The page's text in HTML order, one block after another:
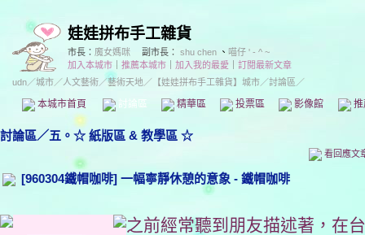
娃娃拼布手工雜貨
市長： 魔女媽咪 副市長： shu chen 、 喵仔 ' - ^ ~
加入本城市
推薦本城市 加入我的最愛
訂閱最新文章
udn／城市／人文藝術／藝術天地／ 【娃娃拼布手工雜貨】城市／討論區／
本城市首頁 討論區 精華區 投票區 影像館
討論區／五。☆ 紙版區 & 教學區 ☆
看回應文
[960304鐵帽咖啡] 一幅寧靜休憩的意象 - 鐵帽咖啡
之前經常聽到朋友描述著，在